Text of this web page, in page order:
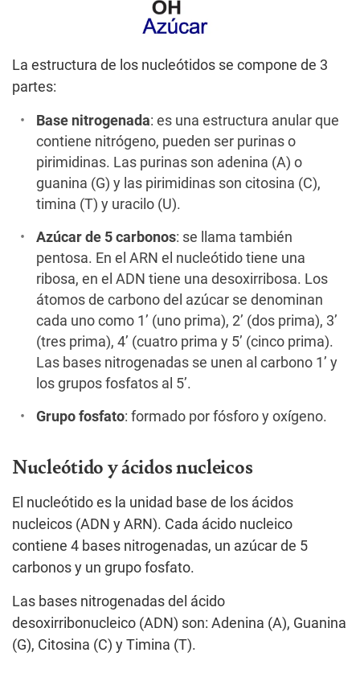
La estructura de los nucleótidos se compone de 3
partes:
Base nitrogenada: es una estructura anular que
contiene nitrógeno, pueden ser purinas o
pirimidinas. Las purinas son adenina (A) o
guanina (G) y las pirimidinas son citosina (C),
timina (T) y uracilo (U).
Azúcar de 5 carbonos: se llama también
pentosa. En el ARN el nucleótido tiene una
ribosa, en el ADN tiene una desoxirribosa. Los
átomos de carbono del azúcar se denominan
cada uno como 1’ (uno prima), 2’ (dos prima), 3’
(tres prima), 4’ (cuatro prima y 5’ (cinco prima).
Las bases nitrogenadas se unen al carbono 1’ y
los grupos fosfatos al 5’.
Grupo fosfato: formado por fósforo y oxígeno.
Nucleótido y ácidos nucleicos
El nucleótido es la unidad base de los ácidos
nucleicos (ADN y ARN). Cada ácido nucleico
contiene 4 bases nitrogenadas, un azúcar de 5
carbonos y un grupo fosfato.
Las bases nitrogenadas del ácido
desoxirribonucleico (ADN) son: Adenina (A), Guanina
(G), Citosina (C) y Timina (T).